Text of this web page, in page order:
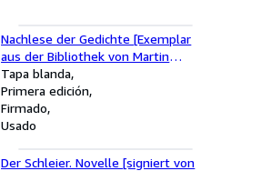
Nachlese der Gedichte [Exemplar
aus der Bibliothek von Martin
Beheim-Schwarzbach mit dessen
Namenszug im Vorsatz]
Tapa blanda
Primera edición
Firmado
Usado
Der Schleier. Novelle [signiert von